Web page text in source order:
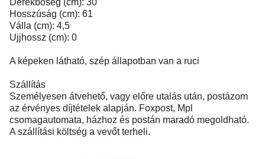
Derékbőség (cm): 30
Hosszúság (cm): 61
Válla (cm): 4,5
Ujjhossz (cm): 0
A képeken látható, szép állapotban van a ruci
Szállítás
Személyesen átvehető, vagy előre utalás után, postázom
az érvényes díjtételek alapján. Foxpost, Mpl
csomagautomata, házhoz és postán maradó megoldható.
A szállítási költség a vevőt terheli.